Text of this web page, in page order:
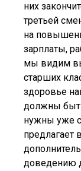
них
третьей
на
зарплаты,
мы видим
старших
здоровье
должны
нужны уже
предлагает
доведению